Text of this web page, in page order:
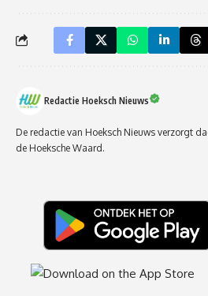
Redactie Hoeksch Nieuws
De redactie van Hoeksch Nieuws verzorgt
de Hoeksche Waard.